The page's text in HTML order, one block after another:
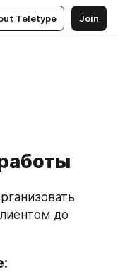
Teletype Join
до